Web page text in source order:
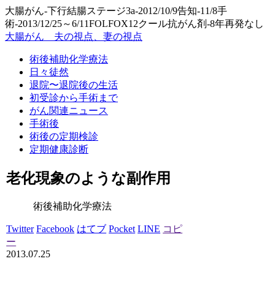
大腸がん-下行結腸ステージ3a-2012/10/9告知-11/8手
術-2013/12/25～6/11FOLFOX12クール抗がん剤-8年再発なし
大腸がん 夫の視点、妻の視点
術後補助化学療法
日々徒然
退院〜退院後の生活
初受診から手術まで
がん関連ニュース
手術後
術後の定期検診
定期健康診断
老化現象のような副作用
術後補助化学療法
Twitter Facebook はてブ Pocket LINE コピ
ー
2013.07.25